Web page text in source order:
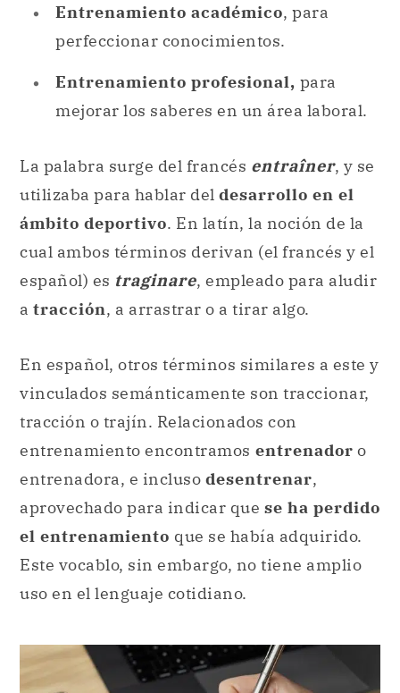
Entrenamiento académico, para
perfeccionar conocimientos.
Entrenamiento profesional, para
mejorar los saberes en un área laboral.
La palabra surge del francés entraîner, y se
utilizaba para hablar del desarrollo en el
ámbito deportivo. En latín, la noción de la
cual ambos términos derivan (el francés y el
español) es traginare, empleado para aludir
a tracción, a arrastrar o a tirar algo.
En español, otros términos similares a este y
vinculados semánticamente son traccionar,
tracción o trajín. Relacionados con
entrenamiento encontramos entrenador o
entrenadora, e incluso desentrenar,
aprovechado para indicar que se ha perdido
el entrenamiento que se había adquirido.
Este vocablo, sin embargo, no tiene amplio
uso en el lenguaje cotidiano.